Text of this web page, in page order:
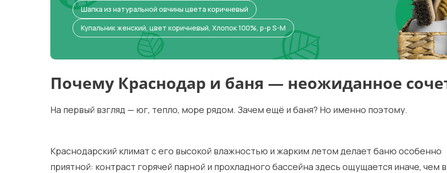
Шапка из натуральной овчины цвета коричневый
Купальник женский, цвет коричневый, Хлопок 100%, р-р S-M
Почему Краснодар и баня — неожиданное
На первый взгляд — юг, тепло, море рядом. Зачем ещё и баня? Но именно поэтому.
Краснодарский климат с его высокой влажностью и жарким летом делает баню особенно
приятной: контраст горячей парной и прохладного бассейна здесь ощущается иначе, чем